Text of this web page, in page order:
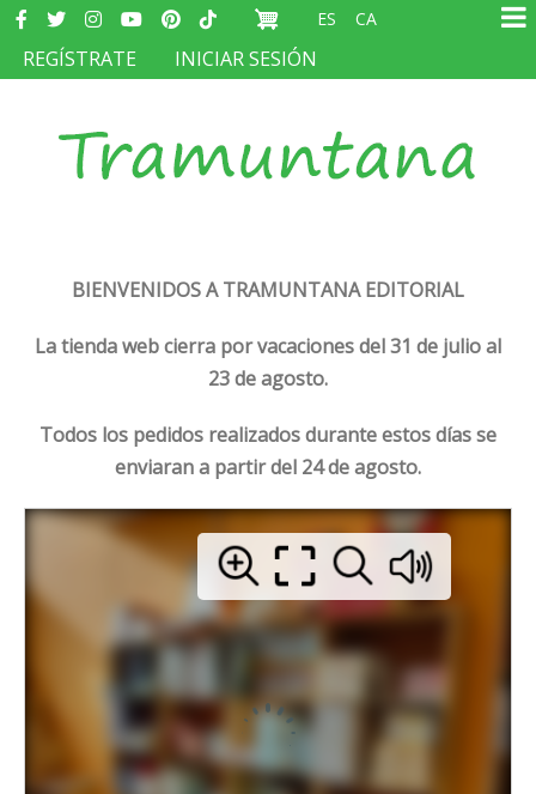
Pasar
contenido
Redes
sociales
ES CA
MENÚ
DEL
D'USUARI
REGÍSTRATE INICIAR SESIÓN
BIENVENIDOS A TRAMUNTANA EDITORIAL
La tienda web cierra por vacaciones del 31 de julio al
23 de agosto.
Todos los pedidos realizados durante estos días se
enviaran a partir del 24 de agosto.